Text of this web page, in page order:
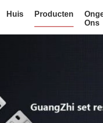
Huis Producten
Ons